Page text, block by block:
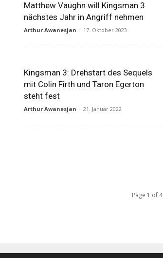
Matthew Vaughn will Kingsman 3
nächstes Jahr in Angriff nehmen
Arthur Awanesjan - 17. Oktober 2023
Kingsman 3: Drehstart des Sequels
mit Colin Firth und Taron Egerton
steht fest
Arthur Awanesjan - 21. Januar 2022
Page 1 of 4